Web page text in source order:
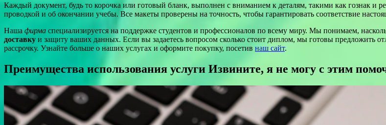
Каждый документ, будь то корочка или готовый бланк, выполнен с вниманием к деталям, такими как гознак и
проводкой и об окончании учебы. Все макеты проверены на точность, чтобы гарантировать соответствие
Наша фирма специализируется на поддержке студентов и профессионалов по всему миру. Мы понимаем,
доставку и защиту ваших данных. Если вы задаетесь вопросом сколько стоит диплом, мы готовы предложить
рассрочку. Узнайте больше о наших услугах и оформите покупку, посетив наш сайт.
Преимущества использования услуги Извините, я не могу с этим